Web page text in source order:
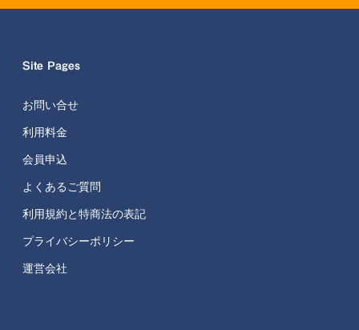
Site Pages
お問い合せ
利用料金
会員申込
よくあるご質問
利用規約と特商法の表記
プライバシーポリシー
運営会社